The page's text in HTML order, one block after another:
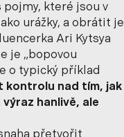
které jsou v
urážky, a obrátit je
Ari Kytsya
je „bopovou
o typický příklad
kontrolu nad tím, jak
hanlivě, ale